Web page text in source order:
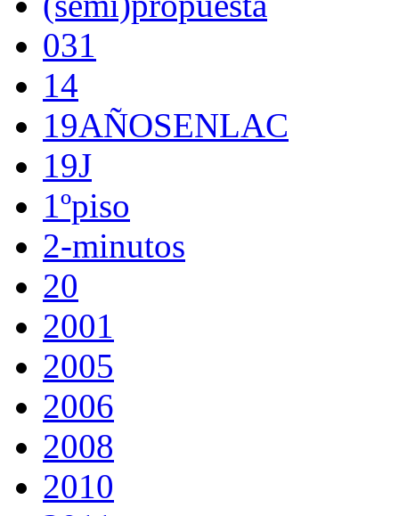
031
14
19AÑOSENLAC
19J
1ºpiso
2-minutos
20
2001
2005
2006
2008
2010